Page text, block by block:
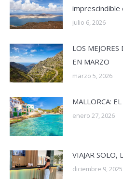
julio 6, 2026
LOS MEJORES
EN MARZO
marzo 5, 2026
MALLORCA:
enero 27, 2026
VIAJAR SOLO,
diciembre 9, 2025